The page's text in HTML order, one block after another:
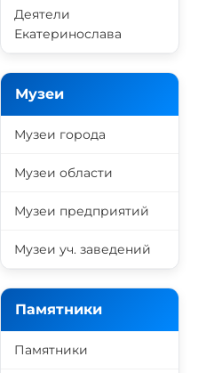
Деятели
Екатеринослава
Музеи
Музеи города
Музеи области
Музеи предприятий
Музеи уч. заведений
Памятники
Памятники